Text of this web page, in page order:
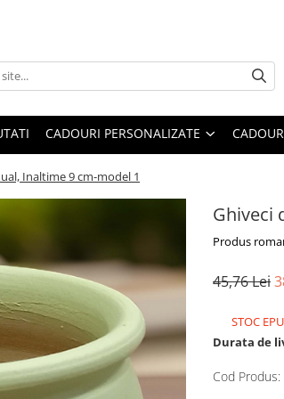
CADOURI PERSONALIZATE
Inaltime 9 cm-model 1
Ghiveci
Produs
45,76 Lei
STOC
Durata de
Cod Produs: